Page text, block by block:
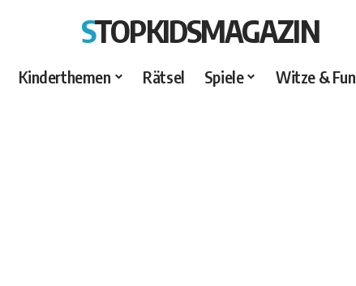
STOPKIDSMAGAZIN
Kinderthemen Rätsel Spiele Witze & Fun